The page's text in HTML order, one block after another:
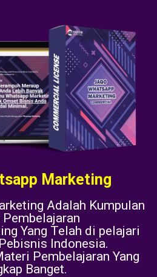
Marketing
Adalah Kumpulan
Yang Telah di pelajari
Indonesia.
Pembelajaran Yang
Banget.